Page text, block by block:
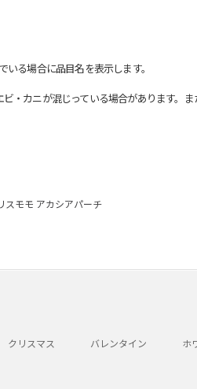
る場合に品目名を表示します。
カニが混じっている場合があります。
スモモ アカシアパーチ
クリスマス バレンタイン ホ